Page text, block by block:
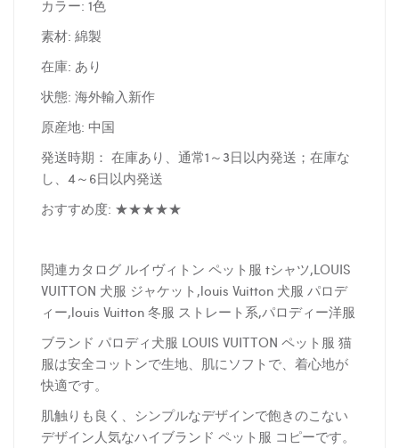
カラー: 1色
素材: 綿製
在庫: あり
状態: 海外輸入新作
原産地: 中国
発送時期： 在庫あり、通常1～3日以内発送；在庫な
し、4～6日以内発送
おすすめ度: ★★★★★
関連カタログ ルイヴィトン ペット服 tシャツ,LOUIS
VUITTON 犬服 ジャケット,louis Vuitton 犬服 パロデ
ィー,louis Vuitton 冬服 ストレート系,パロディー洋服
ブランド パロディ犬服 LOUIS VUITTON ペット服 猫
服は安全コットンで生地、肌にソフトで、着心地が
快適です。
肌触りも良く、シンプルなデザインで飽きのこない
デザイン人気なハイブランド ペット服 コピーです。